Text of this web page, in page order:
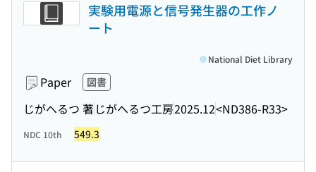
実験用電源と信号発生器の工作ノ
ート
Paper 図書
じがへるつ 著じがへるつ工房2025.12<ND386-R33>
National Diet Library
NDC 10th 549.3